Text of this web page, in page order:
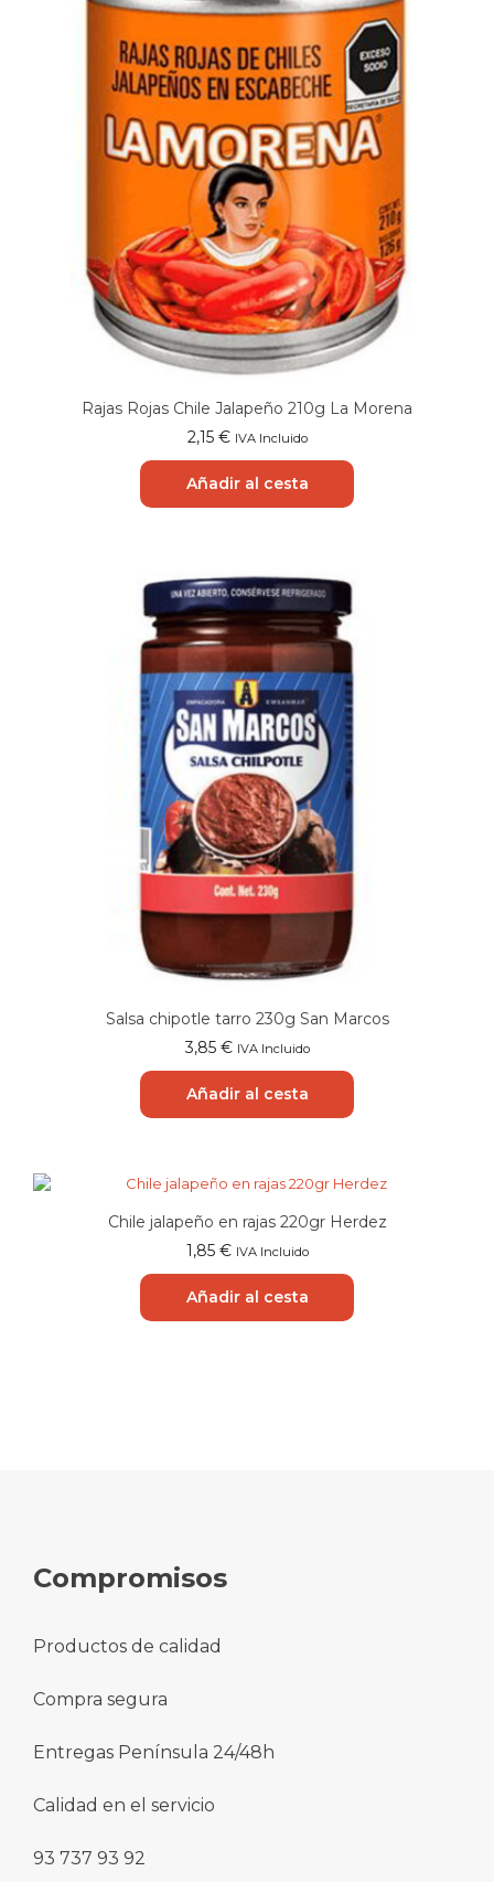
Rajas Rojas Chile Jalapeño 210g La Morena
2,15 € IVA Incluido
Añadir al cesta
Salsa chipotle tarro 230g San Marcos
3,85 € IVA Incluido
Añadir al cesta
Chile jalapeño en rajas 220gr Herdez
1,85 € IVA Incluido
Añadir al cesta
Compromisos
Productos de calidad
Compra segura
Entregas Península 24/48h
Calidad en el servicio
93 737 93 92